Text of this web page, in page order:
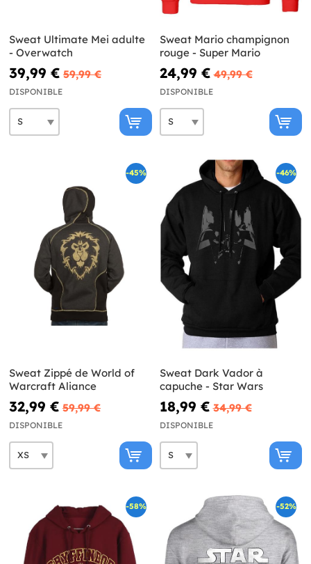
Sweat Ultimate Mei adulte
- Overwatch
39,99 € 59,99 €
DISPONIBLE
Sweat Mario champignon
rouge - Super Mario
24,99 € 49,99 €
DISPONIBLE
-45%
Sweat Zippé de World of
Warcraft Aliance
32,99 € 59,99 €
DISPONIBLE
-46%
Sweat Dark Vador à
capuche - Star Wars
18,99 € 34,99 €
DISPONIBLE
-58% -52%